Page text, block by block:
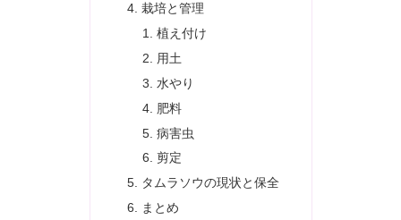
栽培と管理
植え付け
用土
水やり
肥料
病害虫
剪定
タムラソウの現状と保全
まとめ